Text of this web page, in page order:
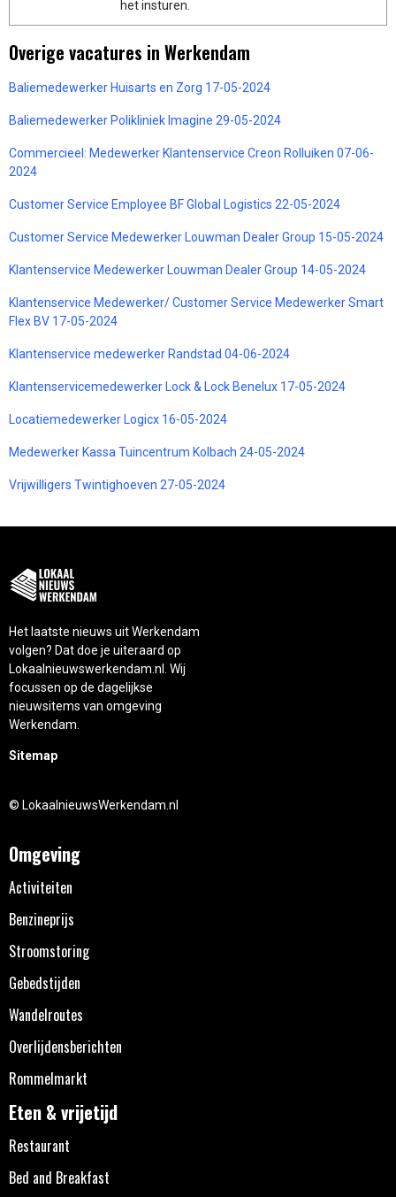
het insturen.
Overige vacatures in Werkendam
Baliemedewerker Huisarts en Zorg 17-05-2024
Baliemedewerker Polikliniek Imagine 29-05-2024
Commercieel: Medewerker Klantenservice Creon Rolluiken 07-06-
2024
Customer Service Employee BF Global Logistics 22-05-2024
Customer Service Medewerker Louwman Dealer Group 15-05-2024
Klantenservice Medewerker Louwman Dealer Group 14-05-2024
Klantenservice Medewerker/ Customer Service Medewerker Smart
Flex BV 17-05-2024
Klantenservice medewerker Randstad 04-06-2024
Klantenservicemedewerker Lock & Lock Benelux 17-05-2024
Locatiemedewerker Logicx 16-05-2024
Medewerker Kassa Tuincentrum Kolbach 24-05-2024
Vrijwilligers Twintighoeven 27-05-2024
Het laatste nieuws uit Werkendam
volgen? Dat doe je uiteraard op
Lokaalnieuwswerkendam.nl. Wij
focussen op de dagelijkse
nieuwsitems van omgeving
Werkendam.
Sitemap
© LokaalnieuwsWerkendam.nl
Omgeving
Activiteiten
Benzineprijs
Stroomstoring
Gebedstijden
Wandelroutes
Overlijdensberichten
Rommelmarkt
Eten & vrijetijd
Restaurant
Bed and Breakfast